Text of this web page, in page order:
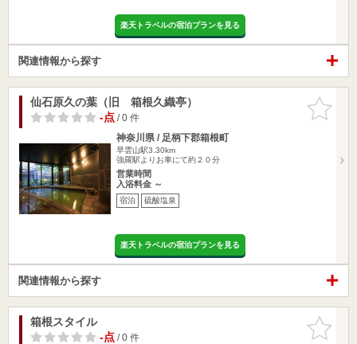
楽天トラベルの宿泊プランを見る
関連情報から探す
お気に入
りに追加
仙石原久の葉（旧 箱根久織亭）
-点/ 0 件
神奈川県 / 足柄下郡箱根町
早雲山駅3.30km
強羅駅よりお車にて約２０分
営業時間
入浴料金 ～
宿泊 硫酸塩泉
楽天トラベルの宿泊プランを見る
関連情報から探す
お気に入
りに追加
箱根スタイル
-点/ 0 件